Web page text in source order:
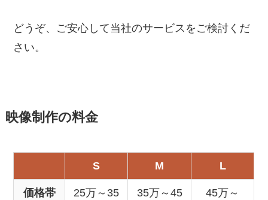
どうぞ、ご安心して当社のサービスをご検討くだ
さい。
映像制作の料金
S M L
価格帯
25万～35
35万～45
45万～